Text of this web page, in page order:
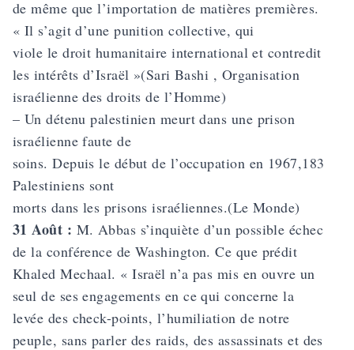
de même que l’importation de matières premières.
« Il s’agit d’une punition collective, qui
viole le droit humanitaire international et contredit
les intérêts d’Israël »(Sari Bashi , Organisation
israélienne des droits de l’Homme)
– Un détenu palestinien meurt dans une prison
israélienne faute de
soins. Depuis le début de l’occupation en 1967,183
Palestiniens sont
morts dans les prisons israéliennes.(Le Monde)
31 Août : M. Abbas s’inquiète d’un possible échec
de la conférence de Washington. Ce que prédit
Khaled Mechaal. « Israël n’a pas mis en ouvre un
seul de ses engagements en ce qui concerne la
levée des check-points, l’humiliation de notre
peuple, sans parler des raids, des assassinats et des